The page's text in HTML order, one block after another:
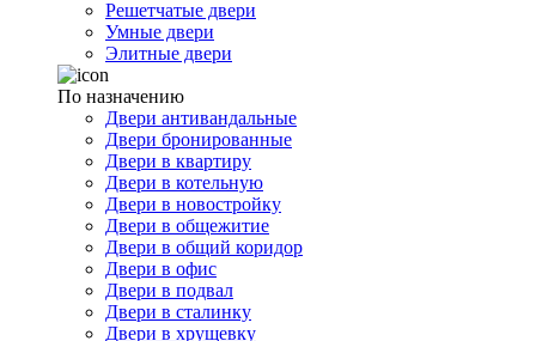
Решетчатые двери
Умные двери
Элитные двери
По назначению
Двери антивандальные
Двери бронированные
Двери в квартиру
Двери в котельную
Двери в новостройку
Двери в общежитие
Двери в общий коридор
Двери в офис
Двери в подвал
Двери в сталинку
Двери в хрущевку